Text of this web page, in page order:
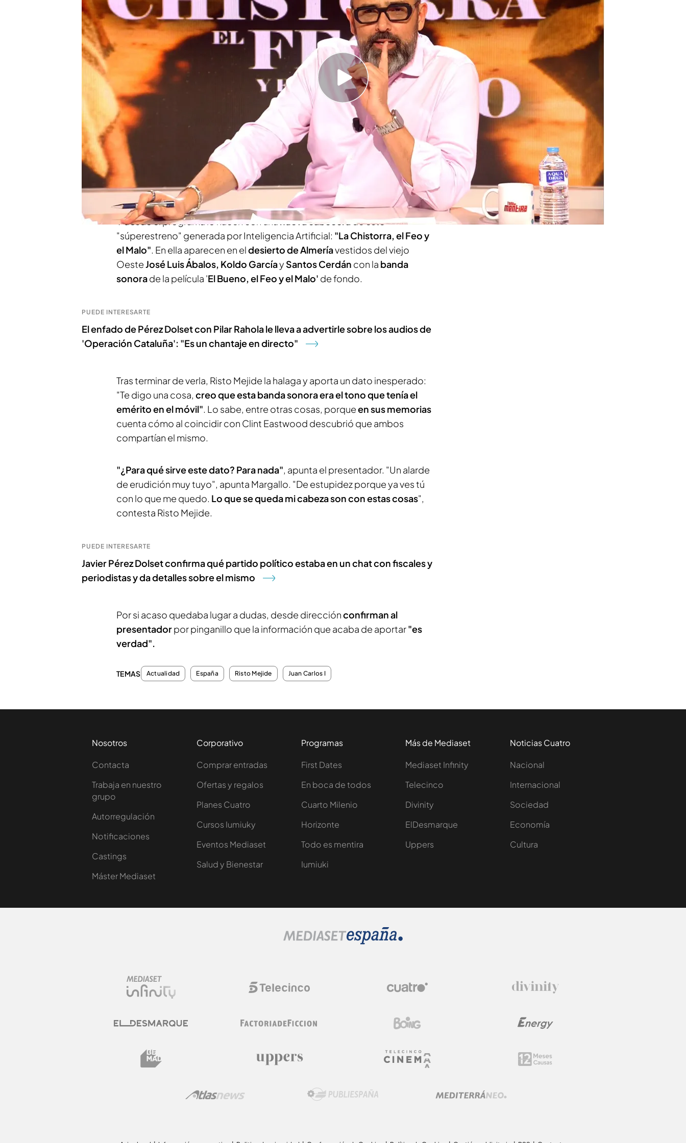
en que el rey emérito la utilizaba de tono en el móvil
Risto Mejide destaca un fragmento de la conversación entre Koldo
García y Santos Cerdán: "Es el título para una película de adultos"
Compartir
En la sección de ' Todo es mentira
' "Nadie: Chistorra's Edition", la
plataforma en la que se comentan sobre las novedades del caso Koldo se
celebra que, cuando parecía que solo el PSOE tenía a numerosos cargos
implicados en tramas de corrupción, llega el Partido Popular para decir
"Sujétame la chistorra".
Y desde el programa lo hacen con unanueva cabecerade este
"súperestreno" generada por Inteligencia Artificial: "La Chistorra, el Feo y
el Malo". En ella aparecen en eldesierto de Almeríavestidos del viejo
OesteJosé Luis Ábalos, Koldo Garcíay Santos Cerdán con la banda
sonorade la película 'El Bueno, el Feo y el Malo' de fondo.
PUEDE INTERESARTE
El enfado de Pérez Dolset con Pilar Rahola le lleva a advertirle sobre los audios de
'Operación Cataluña': "Es un chantaje en directo"
Tras terminar de verla, Risto Mejide la halaga y aporta un dato inesperado:
"Te digo una cosa, creo que esta banda sonora era el tono que tenía el
emérito en el móvil". Lo sabe, entre otras cosas, porqueen sus memorias
cuenta cómo al coincidir con Clint Eastwood descubrió que ambos
compartían el mismo.
"¿Para qué sirve este dato? Para nada", apunta el presentador. "Un alarde
de erudición muy tuyo", apunta Margallo. "De estupidez porque ya ves tú
con lo que me quedo. Lo que se queda mi cabeza son con estas cosas",
contesta Risto Mejide.
PUEDE INTERESARTE
Javier Pérez Dolset confirma qué partido político estaba en un chat con fiscales y
periodistas y da detalles sobre el mismo
Por si acaso quedaba lugar a dudas, desde direcciónconfirman al
presentadorpor pinganillo que la información que acaba de aportar"es
verdad".
TEMAS Actualidad España Risto Mejide Juan Carlos I
Nosotros
Contacta
Trabaja en nuestro
grupo
Autorregulación
Notificaciones
Castings
Máster Mediaset
Corporativo
Comprar entradas
Ofertas y regalos
Planes Cuatro
Cursos Iumiuky
Eventos Mediaset
Salud y Bienestar
Programas
First Dates
En boca de todos
Cuarto Milenio
Horizonte
Todo es mentira
Iumiuki
Más de Mediaset
Mediaset Infinity
Telecinco
Divinity
ElDesmarque
Uppers
Noticias Cuatro
Nacional
Internacional
Sociedad
Economía
Cultura